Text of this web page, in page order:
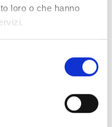
loro o che hanno